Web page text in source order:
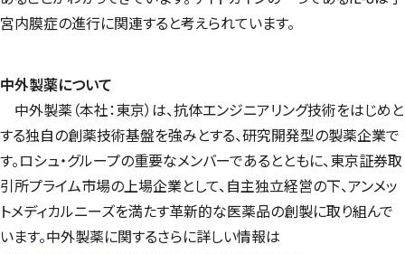
宮内膜症の進行に関連すると考えられています。
中外製薬について
中外製薬（本社：東京）は、抗体エンジニアリング技術をはじめと
する独自の創薬技術基盤を強みとする、研究開発型の製薬企業で
す。ロシュ・グループの重要なメンバーであるとともに、東京証券取
引所プライム市場の上場企業として、自主独立経営の下、アンメッ
トメディカルニーズを満たす革新的な医薬品の創製に取り組んで
います。中外製薬に関するさらに詳しい情報は